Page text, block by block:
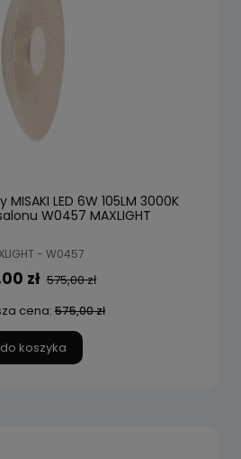
LED 6W 105LM 3000K
W0457 MAXLIGHT
- W0457
zł 575,00 zł
cena:575,00 zł
do koszyka